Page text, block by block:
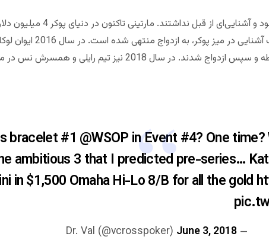
شده است. البته این اولین
یک آشنایی در مسابقات سری جهانی وارد رابطه و سپس ازدواج شدند. در
bracelet #1 @WSOPin Event #4? One
ambitious 3 that I predicted pre-series…
in $1,500 Omaha Hi-Lo 8/B for all the gold
— Dr. Val (@vcrosspoker)
June 3, 2018